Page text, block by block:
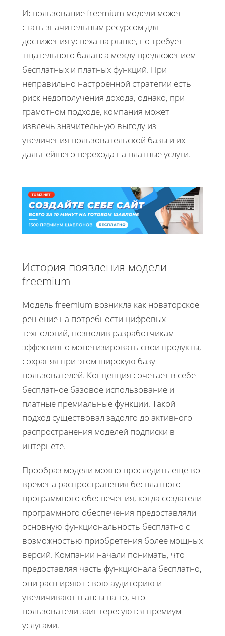
Использование freemium модели может
стать значительным ресурсом для
достижения успеха на рынке, но требует
тщательного баланса между предложением
бесплатных и платных функций. При
неправильно настроенной стратегии есть
риск недополучения дохода, однако, при
грамотном подходе, компания может
извлечь значительную выгоду из
увеличения пользовательской базы и их
дальнейшего перехода на платные услуги.
История появления модели
freemium
Модель freemium возникла как новаторское
решение на потребности цифровых
технологий, позволив разработчикам
эффективно монетизировать свои продукты,
сохраняя при этом широкую базу
пользователей. Концепция сочетает в себе
бесплатное базовое использование и
платные премиальные функции. Такой
подход существовал задолго до активного
распространения моделей подписки в
интернете.
Прообраз модели можно проследить еще во
времена распространения бесплатного
программного обеспечения, когда создатели
программного обеспечения предоставляли
основную функциональность бесплатно с
возможностью приобретения более мощных
версий. Компании начали понимать, что
предоставляя часть функционала бесплатно,
они расширяют свою аудиторию и
увеличивают шансы на то, что
пользователи заинтересуются премиум-
услугами.